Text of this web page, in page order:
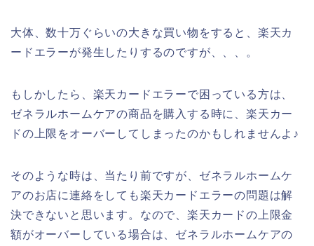
大体、数十万ぐらいの大きな買い物をすると、楽天カ
ードエラーが発生したりするのですが、、、。
もしかしたら、楽天カードエラーで困っている方は、
ゼネラルホームケアの商品を購入する時に、楽天カー
ドの上限をオーバーしてしまったのかもしれませんよ♪
そのような時は、当たり前ですが、ゼネラルホームケ
アのお店に連絡をしても楽天カードエラーの問題は解
決できないと思います。なので、楽天カードの上限金
額がオーバーしている場合は、ゼネラルホームケアの